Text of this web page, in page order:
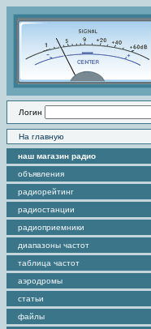
Логин
На главную
наш магазин радио
объявления
радиорейтинг
радиостанции
радиоприемники
диапазоны частот
таблица частот
аэродромы
статьи
файлы